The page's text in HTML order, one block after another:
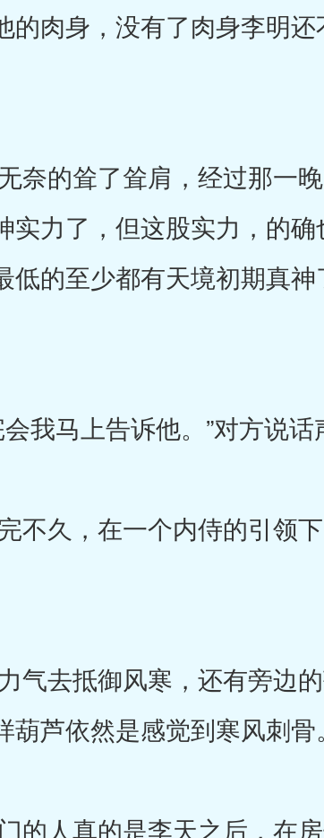
肉身，没有了肉身李明还
的耸了耸肩，经过那一晚
实力了，但这股实力，的确
低的至少都有天境初期真
马上告诉他。”对方说话
久，在一个内侍的引领下
去抵御风寒，还有旁边的
芦依然是感觉到寒风刺骨。
人真的是李天之后，在房